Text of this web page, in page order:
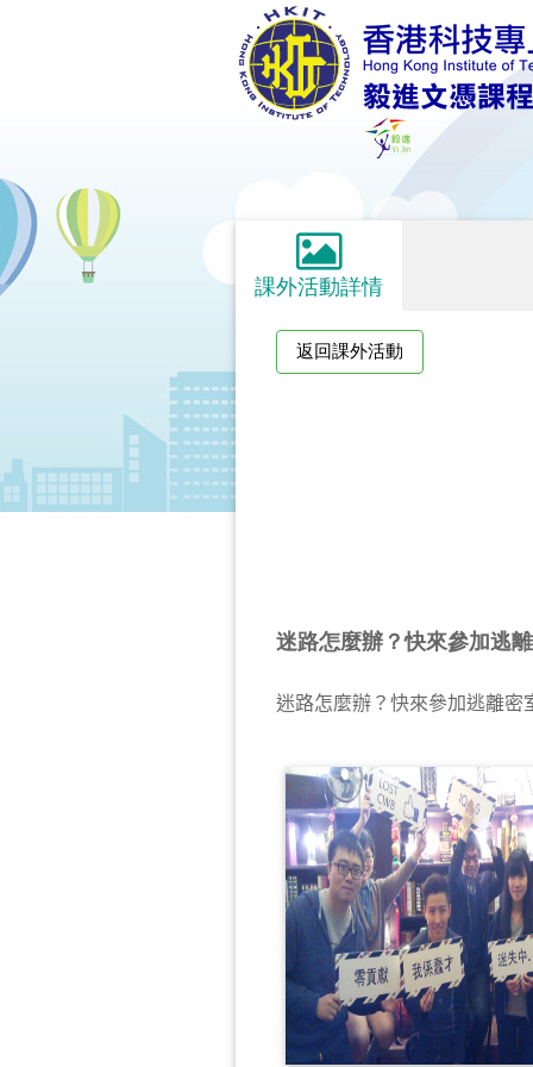
課外活動詳情
返回課外活動
迷路怎麼辦？快來參加逃
迷路怎麼辦？快來參加逃離密